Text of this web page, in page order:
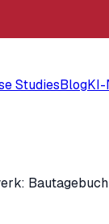
StudiesBlogKI-